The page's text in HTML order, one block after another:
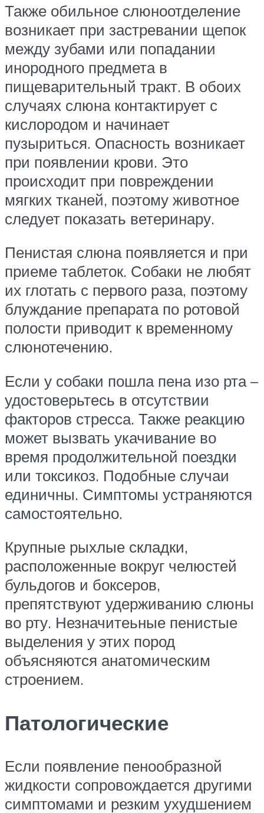
Также обильное слюноотделение
возникает при застревании щепок
между зубами или попадании
инородного предмета в
пищеварительный тракт. В обоих
случаях слюна контактирует с
кислородом и начинает
пузыриться. Опасность возникает
при появлении крови. Это
происходит при повреждении
мягких тканей, поэтому животное
следует показать ветеринару.
Пенистая слюна появляется и при
приеме таблеток. Собаки не любят
их глотать с первого раза, поэтому
блуждание препарата по ротовой
полости приводит к временному
слюнотечению.
Если у собаки пошла пена изо рта –
удостоверьтесь в отсутствии
факторов стресса. Также реакцию
может вызвать укачивание во
время продолжительной поездки
или токсикоз. Подобные случаи
единичны. Симптомы устраняются
самостоятельно.
Крупные рыхлые складки,
расположенные вокруг челюстей
бульдогов и боксеров,
препятствуют удерживанию слюны
во рту. Незначитеьные пенистые
выделения у этих пород
объясняются анатомическим
строением.
Патологические
Если появление пенообразной
жидкости сопровождается другими
симптомами и резким ухудшением